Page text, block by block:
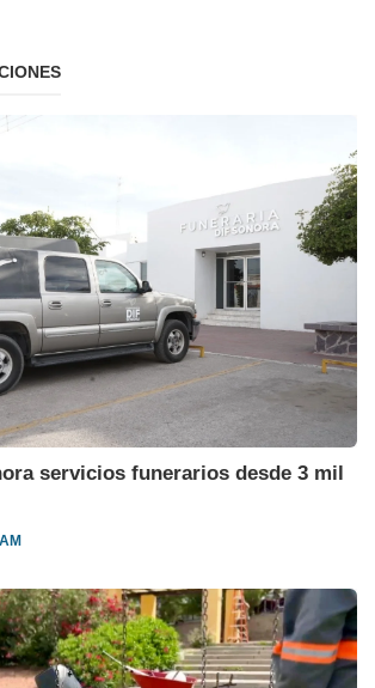
servicios funerarios desde 3 mil